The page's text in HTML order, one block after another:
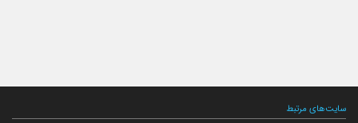
سایت‌های مرتبط